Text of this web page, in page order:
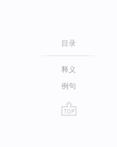
目录
释义
例句